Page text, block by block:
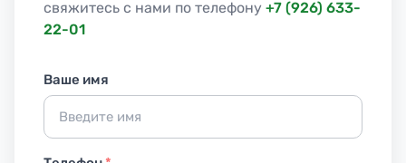
свяжитесь с нами по телефону +7 (926) 633-
22-01
Ваше имя